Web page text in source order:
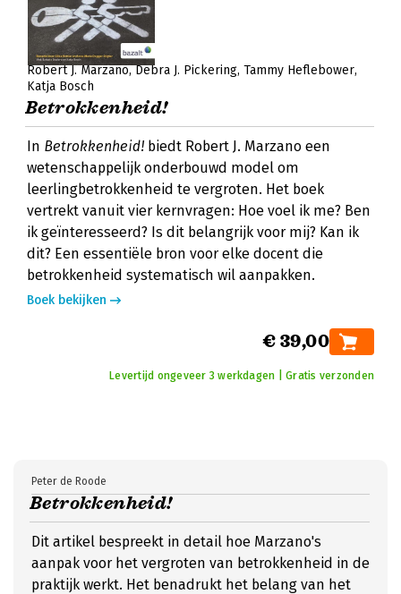
Robert J. Marzano Debra J. Pickering Tammy Heflebower
Katja Bosch
Betrokkenheid!
In Betrokkenheid! biedt Robert J. Marzano een
wetenschappelijk onderbouwd model om
leerlingbetrokkenheid te vergroten. Het boek
vertrekt vanuit vier kernvragen: Hoe voel ik me? Ben
ik geïnteresseerd? Is dit belangrijk voor mij? Kan ik
dit? Een essentiële bron voor elke docent die
betrokkenheid systematisch wil aanpakken.
Boek bekijken
€ 39,00
Levertijd ongeveer 3 werkdagen | Gratis verzonden
Betrokkenheid!
Peter de Roode
Dit artikel bespreekt in detail hoe Marzano's
aanpak voor het vergroten van betrokkenheid in de
praktijk werkt. Het benadrukt het belang van het